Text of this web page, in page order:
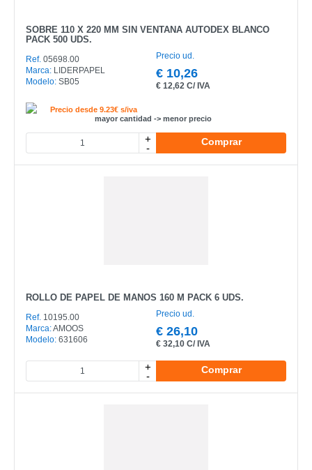
SOBRE 110 X 220 MM SIN VENTANA AUTODEX BLANCO
PACK 500 UDS.
Ref. 05698.00
Marca: LIDERPAPEL
Modelo: SB05
Precio ud.
€ 10,26
€ 12,62 C/ IVA
Precio desde 9.23€ s/iva
mayor cantidad -> menor precio
+
-
Comprar
ROLLO DE PAPEL DE MANOS 160 M PACK 6 UDS.
Ref. 10195.00
Marca:AMOOS
Modelo: 631606
Precio ud.
€ 26,10
€ 32,10 C/ IVA
+
-
Comprar